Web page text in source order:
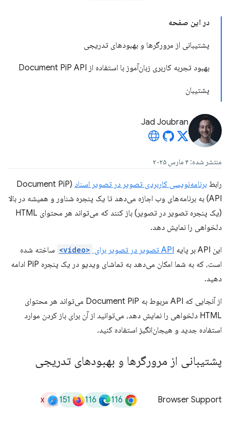
در این صفحه
پشتیبانی از مرورگرها و بهبودهای تدریجی
بهبود تجربه کاربری زبان‌آموز با استفاده از Document PiP API
پشتیبان
Jad Joubran
منتشر شده: ۴ مارس ۲۰۲۵
رابط برنامه‌نویسی کاربردی تصویر در تصویر اسناد (Document PiP
API) به برنامه‌های وب اجازه می‌دهد تا یک پنجره شناور و همیشه در بالا
(یک پنجره تصویر در تصویر) باز کنند که می‌تواند هر محتوای HTML
دلخواهی را نمایش دهد.
این API بر پایه API تصویر در تصویر برای <video>
ساخته شده
است، که به شما امکان می‌دهد به تماشای ویدیو در یک پنجره PiP ادامه
دهید.
از آنجایی که API مربوط به Document PiP می‌تواند هر محتوای
HTML دلخواهی را نمایش دهد، می‌توانید از آن برای باز کردن موارد
استفاده جدید و هیجان‌انگیز استفاده کنید.
پشتیبانی از مرورگرها و بهبودهای تدریجی
Browser Support
116
116
151
x